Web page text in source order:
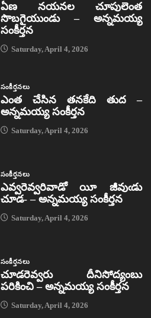
ఏణ నయనల చూపులెంత
సొబగైయుండు – అన్నమయ్య
సంకీర్తన
Saturday, April 4, 2026
సంకీర్తనలు
ఎంత చేసిన తనకేది తుద –
అన్నమయ్య సంకీర్తన
Saturday, April 4, 2026
సంకీర్తనలు
ఎవ్వరెవ్వరివాడో యీ జీవుఁడు
చూడ- – అన్నమయ్య సంకీర్తన
Saturday, April 4, 2026
సంకీర్తనలు
చూడరెవ్వరు దీనిసోద్యంబు
పరికించి – అన్నమయ్య సంకీర్తన
Saturday, April 4, 2026